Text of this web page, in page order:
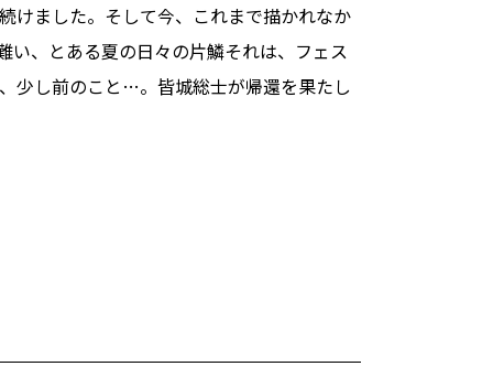
けました。そして今、これまで描かれなか
、とある夏の日々の片鱗――それは、フェス
少し前のこと…。皆城総士が帰還を果たし